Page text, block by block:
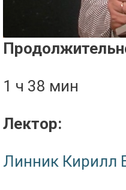
1 ч 38 мин
Лектор:
Линник Кирилл